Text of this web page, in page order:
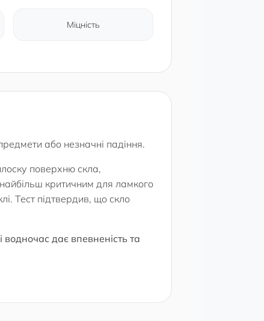
Міцність
або незначні падіння.
поверхню скла,
критичним для ламкого
Тест підтвердив, що скло
дає впевненість та